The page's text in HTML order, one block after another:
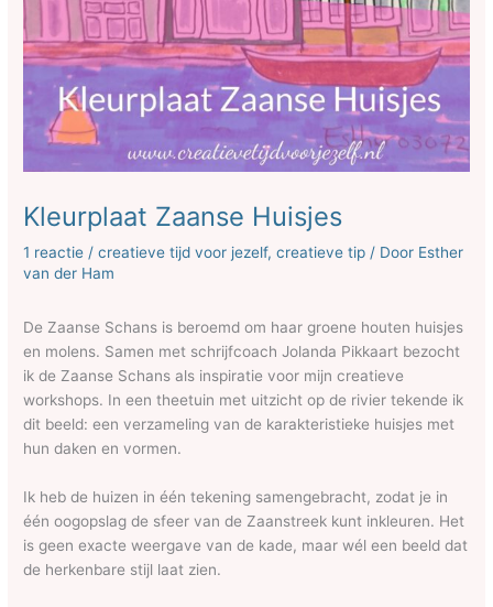
Kleurplaat Zaanse Huisjes
1 reactie /creatieve tijd voor jezelf,creatieve tip / Door Esther
van der Ham
De Zaanse Schans is beroemd om haar groene houten huisjes
en molens. Samen met schrijfcoach Jolanda Pikkaart bezocht
ik de Zaanse Schans als inspiratie voor mijn creatieve
workshops. In een theetuin met uitzicht op de rivier tekende ik
dit beeld: een verzameling van de karakteristieke huisjes met
hun daken en vormen.
Ik heb de huizen in één tekening samengebracht, zodat je in
één oogopslag de sfeer van de Zaanstreek kunt inkleuren. Het
is geen exacte weergave van de kade, maar wél een beeld dat
de herkenbare stijl laat zien.